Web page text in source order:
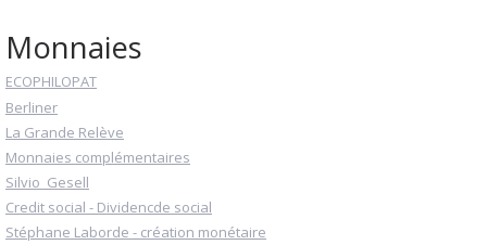
Monnaies
ECOPHILOPAT
Berliner
La Grande Relève
Monnaies complémentaires
Silvio_Gesell
Credit social - Dividencde social
Stéphane Laborde - création monétaire